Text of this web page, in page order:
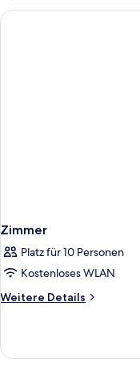
Zimmer
Platz für 10 Personen
Kostenloses WLAN
Weitere Details
Weitere